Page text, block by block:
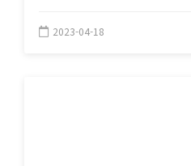
2023-04-18